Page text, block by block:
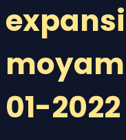
01-2022